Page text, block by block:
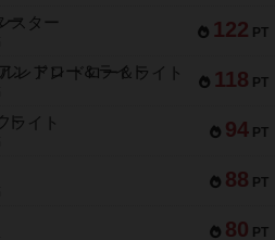
122 PT
スター
118 PT
レアン ドロー＆ライト
94 PT
ライト
88 PT
80 PT